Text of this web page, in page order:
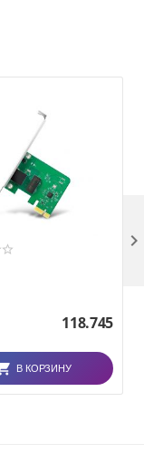
118.745
В КОРЗИНУ
